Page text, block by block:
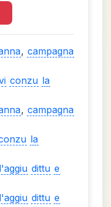
, campagna
conzu la
, campagna
la
l'aggiu dittu e
l'aggiu dittu e